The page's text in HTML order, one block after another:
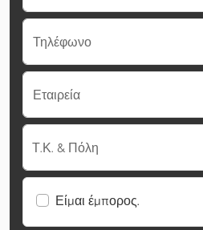
Τηλέφωνο
Εταιρεία
Τ.Κ. & Πόλη
Είμαι έμπορος.